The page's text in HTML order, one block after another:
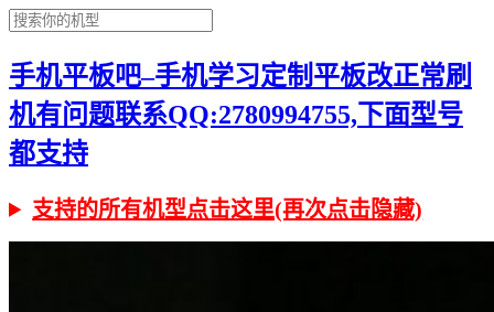
手机平板吧–手机学习定制平板改正常刷
机有问题联系QQ:2780994755,下面型号
都支持
支持的所有机型点击这里(再次点击隐藏)